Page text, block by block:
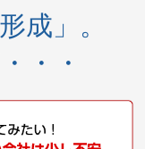
成」。
・・